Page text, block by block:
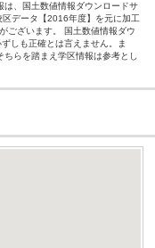
は、国土数値情報ダウンロードサ
データ【2016年度】を元に加工
ございます。 国土数値情報ダウ
しも正確とは言えません。ま
らを踏まえ学区情報は参考とし